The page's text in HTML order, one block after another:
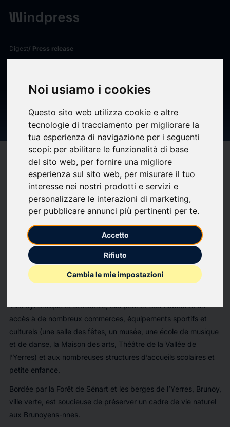
Noi usiamo i cookies
Questo sito web utilizza cookie e altre
tecnologie di tracciamento per migliorare la
tua esperienza di navigazione per i seguenti
scopi: per abilitare le funzionalità di base
del sito web, per fornire una migliore
esperienza sul sito web, per misurare il tuo
interesse nei nostri prodotti e servizi e
personalizzare le interazioni di marketing,
per pubblicare annunci più pertinenti per te.
Accetto
Rifiuto
Cambia le mie impostazioni
Digest/ Press release
calendar_today
EDUCATEUR SPORTIF (H/F) -
Site officiel de la ville de
Brunoy
Compatibility help
(0)bookmark_borderupload Share
LA VILLE DE BRUNOY RECRUTE EDUCATEUR SPORTIF (H/F) AU SEIN
DU POLE CULTURE ET ANIMATION LOCALE
Cadre d’emploi des EDUCATEURS TERRITORIAUX DES APS (Catégorie
B) Contractuel
La Ville de Brunoy, commune du Département de l’Essonne,
est située à 21km du sud est de Paris. Elle est desservie par la
Ville dynamique et attractive, elle permet aux habitants un
accès à de nombreux commerces, équipements sportifs et
culturels (une salle des fêtes, un musée, une école de musique
et de danse, la Maison des arts, Théâtre de la Vallée de
l’Yerres) et aux nombreuses structures d’accueils scolaires et
petite enfance.
Bordée par la Forêt de Sénart et les berges de l’Yerres, Brunoy,
ville verte, est soucieuse de préserver un cadre de vie naturel
aux Brunoyens-nnes.